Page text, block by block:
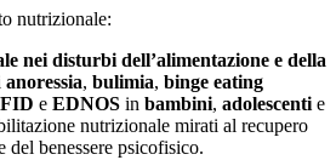
nutrizionale:
nei disturbi dell’alimentazione e della
anoressia, bulimia, binge eating
e EDNOS in bambini, adolescenti e
nutrizionale mirati al recupero
del benessere psicofisico.